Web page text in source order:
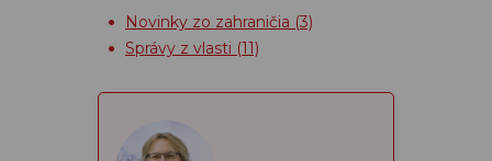
Novinky zo zahraničia (3)
Správy z vlasti (11)